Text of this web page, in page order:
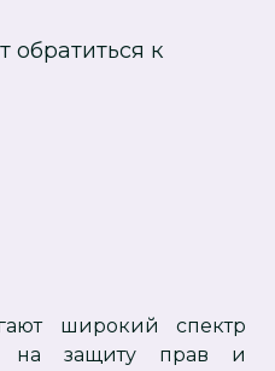
обратиться к
широкий спектр
на защиту прав и